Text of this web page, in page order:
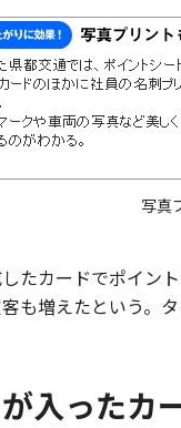
写真
たカードでポイン
も増えたという。
入ったカ